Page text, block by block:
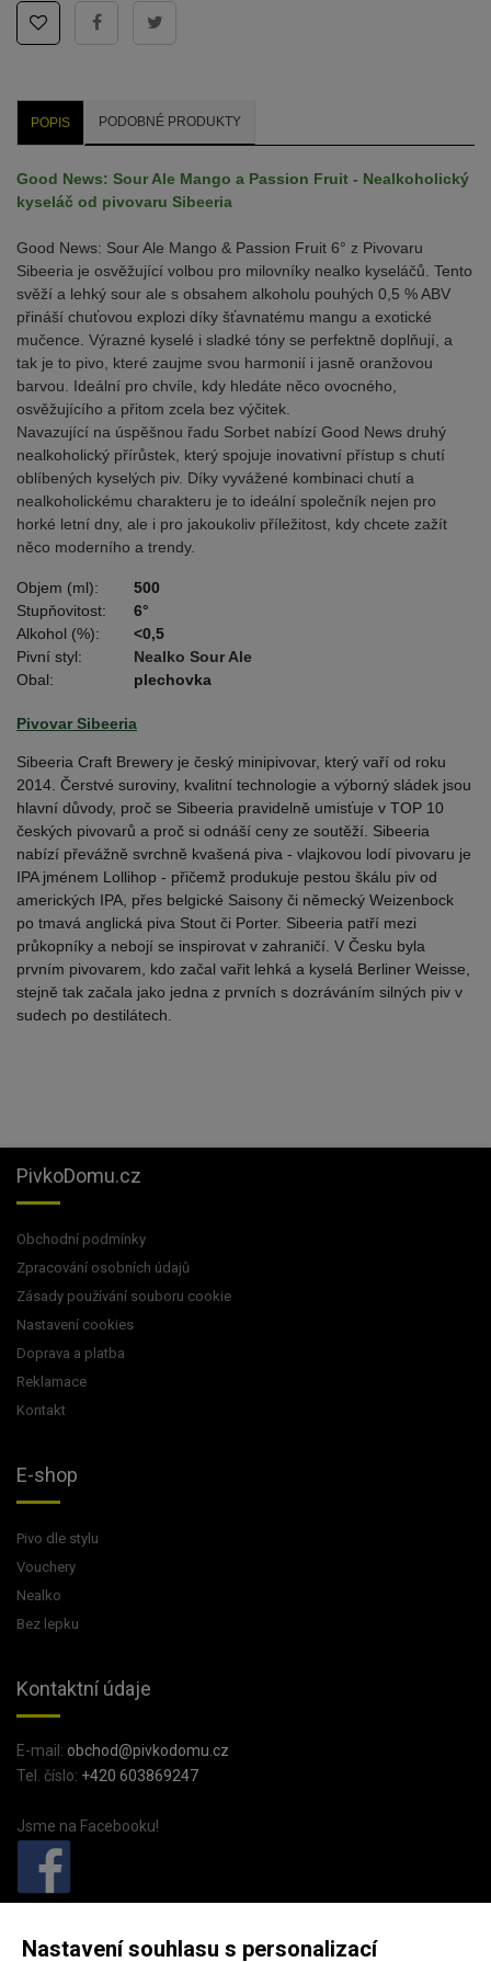
POPIS PODOBNÉ PRODUKTY
Good News: Sour Ale Mango a Passion Fruit - Nealkoholický
kyseláč od pivovaru Sibeeria
Good News: Sour Ale Mango & Passion Fruit 6° z Pivovaru
Sibeeria je osvěžující volbou pro milovníky nealko kyseláčů. Tento
svěží a lehký sour ale s obsahem alkoholu pouhých 0,5 % ABV
přináší chuťovou explozi díky šťavnatému mangu a exotické
mučence. Výrazné kyselé i sladké tóny se perfektně doplňují, a
tak je to pivo, které zaujme svou harmonií i jasně oranžovou
barvou. Ideální pro chvíle, kdy hledáte něco ovocného,
osvěžujícího a přitom zcela bez výčitek.
Navazující na úspěšnou řadu Sorbet nabízí Good News druhý
nealkoholický přírůstek, který spojuje inovativní přístup s chutí
oblíbených kyselých piv. Díky vyvážené kombinaci chutí a
nealkoholickému charakteru je to ideální společník nejen pro
horké letní dny, ale i pro jakoukoliv příležitost, kdy chcete zažít
něco moderního a trendy.
Objem (ml):
500
Stupňovitost:
6°
Alkohol (%):
<0,5
Pivní styl:
Nealko Sour Ale
Obal:
plechovka
Pivovar Sibeeria
Sibeeria Craft Brewery je český minipivovar, který vaří od roku
2014. Čerstvé suroviny, kvalitní technologie a výborný sládek jsou
hlavní důvody, proč se Sibeeria pravidelně umisťuje v TOP 10
českých pivovarů a proč si odnáší ceny ze soutěží. Sibeeria
nabízí převážně svrchně kvašená piva - vlajkovou lodí pivovaru je
IPA jménem Lollihop - přičemž produkuje pestou škálu piv od
amerických IPA, přes belgické Saisony či německý Weizenbock
po tmavá anglická piva Stout či Porter. Sibeeria patří mezi
průkopníky a nebojí se inspirovat v zahraničí. V Česku byla
prvním pivovarem, kdo začal vařit lehká a kyselá Berliner Weisse,
stejně tak začala jako jedna z prvních s dozráváním silných piv v
sudech po destilátech.
PivkoDomu.cz
Obchodní podmínky
Zpracování osobních údajů
Zásady používání souboru cookie
Nastavení cookies
Doprava a platba
Reklamace
Kontakt
E-shop
Pivo dle stylu
Vouchery
Nealko
Bez lepku
Kontaktní údaje
E-mail: obchod@pivkodomu.cz
Tel. číslo: +420 603869247
Jsme na Facebooku!
Nastavení souhlasu s personalizací